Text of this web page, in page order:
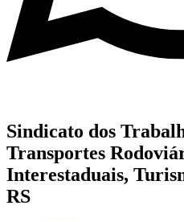
Sindicato dos
Transportes
Interestaduais,
RS